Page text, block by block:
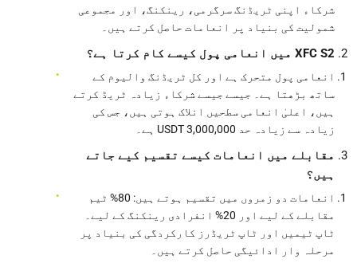
شرکاء اپنی ٹریڈنگ سرگرمی، رینکنگ، اور مجموعی
شمولیت کی بنیاد پر انعامات حاصل کرتے ہیں۔
XFC S2 میں انعامی پول کیسے کام کرتا ہے؟
انعامی پول متحرک ہے اور کل ٹریڈنگ والیوم کے
ساتھ بڑھتا ہے۔ جیسے جیسے شرکاء زیادہ ٹریڈ کرتے
ہیں، اعلیٰ انعامی سطحیں انلاک ہوتی ہیں، جس کی
زیادہ سے زیادہ حد 3,000,000 USDT ہے۔
مقابلے میں انعامات کیسے تقسیم کیے جاتے
ہیں؟
انعامات دو زمروں میں تقسیم ہوتے ہیں: 80% ٹیم
مقابلے کے لیے اور 20% انفرادی رینکنگ کے لیے۔
ٹاپ ٹیمیں اور ٹاپ ٹریڈرز کارکردگی کی بنیاد پر
مرحلہ وار ادائیگی حاصل کرتے ہیں۔